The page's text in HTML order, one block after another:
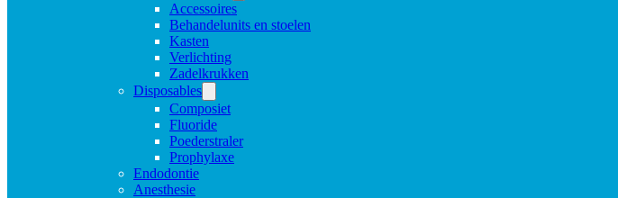
Accessoires
Behandelunits en stoelen
Kasten
Verlichting
Zadelkrukken
Disposables
Composiet
Fluoride
Poederstraler
Prophylaxe
Endodontie
Anesthesie